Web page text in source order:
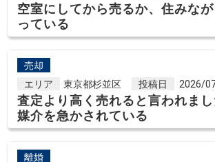
空室にしてから売るか、住みな
っている
売却
エリア
東京都杉並区 投稿日 2026/
査定より高く売れると言われま
媒介を急かされている
離婚